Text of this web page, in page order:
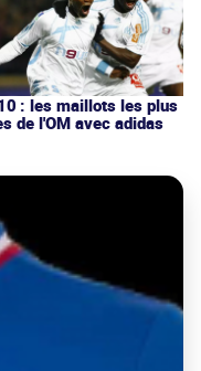
: les maillots les plus
de l'OM avec adidas